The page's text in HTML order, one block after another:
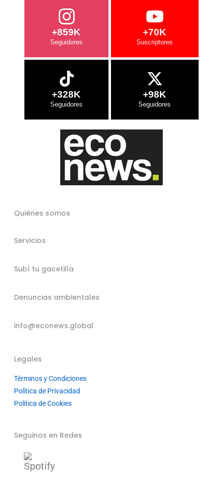
+859K +70K
+328K +98K
Quiénes somos
Servicios
Subí tu gacetilla
Denuncias ambientales
info@econews.global
Legales
Términos y Condiciones
Política de Privacidad
Política de Cookies
Seguinos en Redes